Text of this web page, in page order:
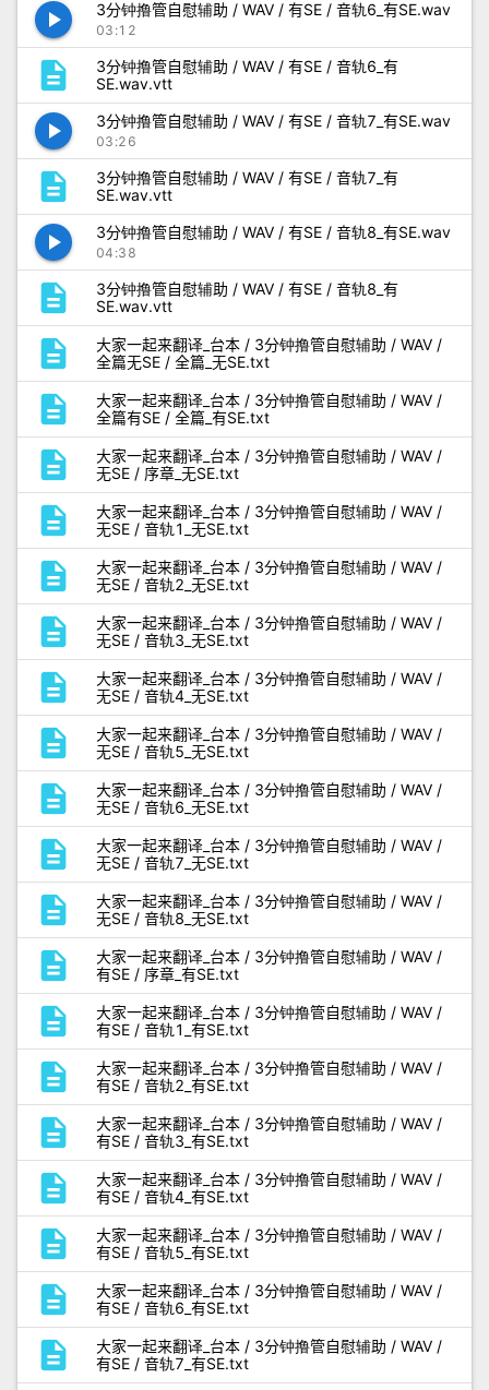
play_arrow 3分钟撸管自慰辅助 / WAV / 有SE / 音轨6_有SE.wav
03:12
description
3分钟撸管自慰辅助 / WAV / 有SE / 音轨6_有
SE.wav.vtt
play_arrow 3分钟撸管自慰辅助 / WAV / 有SE / 音轨7_有SE.wav
03:26
description
3分钟撸管自慰辅助 / WAV / 有SE / 音轨7_有
SE.wav.vtt
play_arrow 3分钟撸管自慰辅助 / WAV / 有SE / 音轨8_有SE.wav
04:38
description
3分钟撸管自慰辅助 / WAV / 有SE / 音轨8_有
SE.wav.vtt
description
大家一起来翻译_台本 / 3分钟撸管自慰辅助 / WAV /
全篇无SE / 全篇_无SE.txt
description
大家一起来翻译_台本 / 3分钟撸管自慰辅助 / WAV /
全篇有SE / 全篇_有SE.txt
description
大家一起来翻译_台本 / 3分钟撸管自慰辅助 / WAV /
无SE / 序章_无SE.txt
description
大家一起来翻译_台本 / 3分钟撸管自慰辅助 / WAV /
无SE / 音轨1_无SE.txt
description
大家一起来翻译_台本 / 3分钟撸管自慰辅助 / WAV /
无SE / 音轨2_无SE.txt
description
大家一起来翻译_台本 / 3分钟撸管自慰辅助 / WAV /
无SE / 音轨3_无SE.txt
description
大家一起来翻译_台本 / 3分钟撸管自慰辅助 / WAV /
无SE / 音轨4_无SE.txt
description
大家一起来翻译_台本 / 3分钟撸管自慰辅助 / WAV /
无SE / 音轨5_无SE.txt
description
大家一起来翻译_台本 / 3分钟撸管自慰辅助 / WAV /
无SE / 音轨6_无SE.txt
description
大家一起来翻译_台本 / 3分钟撸管自慰辅助 / WAV /
无SE / 音轨7_无SE.txt
description
大家一起来翻译_台本 / 3分钟撸管自慰辅助 / WAV /
无SE / 音轨8_无SE.txt
description
大家一起来翻译_台本 / 3分钟撸管自慰辅助 / WAV /
有SE / 序章_有SE.txt
description
大家一起来翻译_台本 / 3分钟撸管自慰辅助 / WAV /
有SE / 音轨1_有SE.txt
description
大家一起来翻译_台本 / 3分钟撸管自慰辅助 / WAV /
有SE / 音轨2_有SE.txt
description
大家一起来翻译_台本 / 3分钟撸管自慰辅助 / WAV /
有SE / 音轨3_有SE.txt
description
大家一起来翻译_台本 / 3分钟撸管自慰辅助 / WAV /
有SE / 音轨4_有SE.txt
description
大家一起来翻译_台本 / 3分钟撸管自慰辅助 / WAV /
有SE / 音轨5_有SE.txt
description
大家一起来翻译_台本 / 3分钟撸管自慰辅助 / WAV /
有SE / 音轨6_有SE.txt
description
大家一起来翻译_台本 / 3分钟撸管自慰辅助 / WAV /
有SE / 音轨7_有SE.txt